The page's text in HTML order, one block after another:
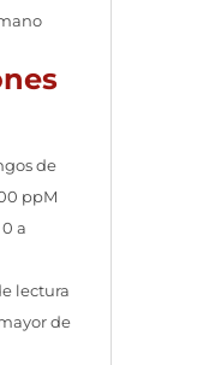
de
ppM
0 a
lectura
de